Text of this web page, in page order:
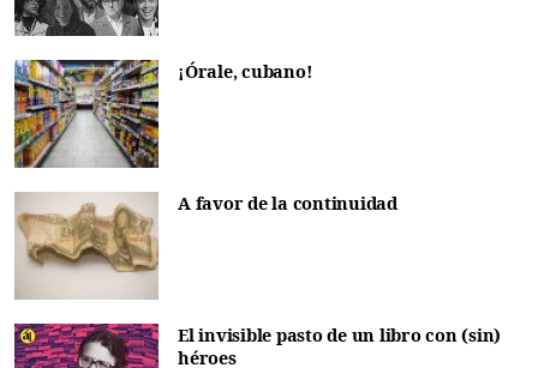
¡Órale, cubano!
A favor de la continuidad
El invisible pasto de un libro con (sin)
héroes